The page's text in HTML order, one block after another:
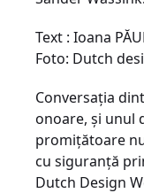
Text : Ioana
Foto: Dutch
Conversaţia
onoare, şi unul
promiţătoare
cu siguranţă
Dutch Design